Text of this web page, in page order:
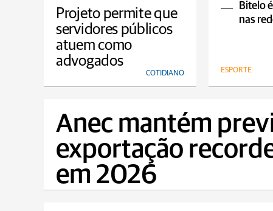
Bitelo
nas
ESPORTE
Projeto permite que
servidores públicos
atuem como
advogados
COTIDIANO
Anec mantém
exportação
em 2026